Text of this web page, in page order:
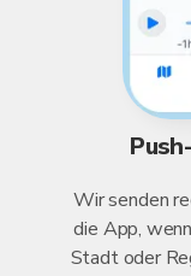
Wir senden
die App,
Stadt oder